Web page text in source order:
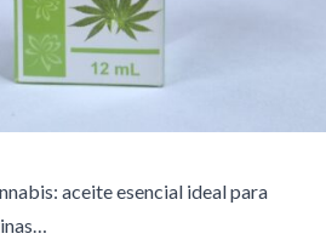
aceite esencial ideal para